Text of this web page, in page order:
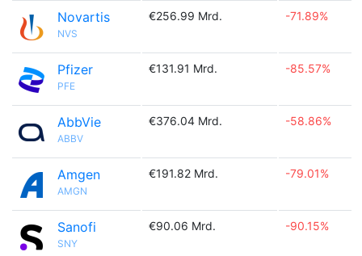
Novartis
NVS
€256.99 Mrd. -71.89%
Pfizer
PFE
€131.91 Mrd. -85.57%
AbbVie
ABBV
€376.04 Mrd. -58.86%
Amgen
AMGN
€191.82 Mrd. -79.01%
Sanofi
SNY
€90.06 Mrd. -90.15%